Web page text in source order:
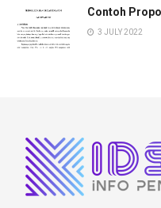
Contoh
3 JULY 2022